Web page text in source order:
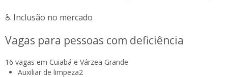
♿ Inclusão no mercado
Vagas para pessoas com deficiência
16 vagas em Cuiabá e Várzea Grande
Auxiliar de limpeza2